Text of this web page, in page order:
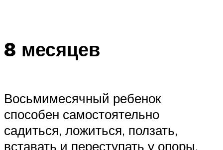
8 месяцев
Восьмимесячный ребенок
способен самостоятельно
садиться, ложиться, ползать,
вставать и переступать у опоры.